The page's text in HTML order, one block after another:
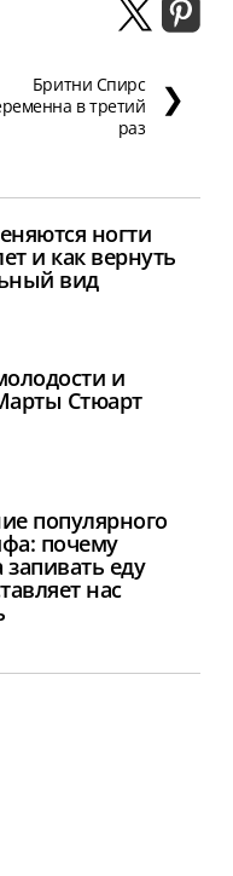
Бритни Спирс
в третий
раз
❯
ногти
и как вернуть
вид
и
Стюарт
популярного
почему
еду
нас